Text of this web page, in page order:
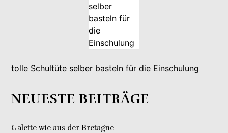
tolle Schultüte selber basteln für die Einschulung
NEUESTE BEITRÄGE
Galette wie aus der Bretagne